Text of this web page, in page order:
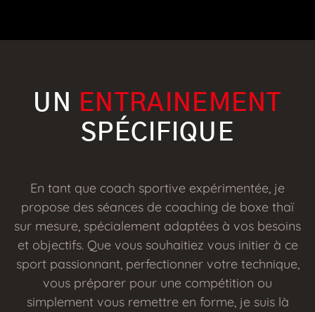
UN
ENTRAINEMENT
SPÉCIFIQUE
En tant que coach sportive expérimentée, je
propose des séances de coaching de boxe thaï
sur mesure, spécialement adaptées à vos besoins
et objectifs. Que vous souhaitiez vous initier à ce
sport passionnant, perfectionner votre technique,
vous préparer pour une compétition ou
simplement vous remettre en forme, je suis là